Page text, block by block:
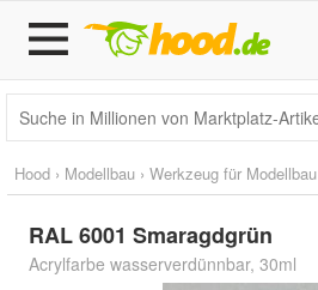
Hood › Modellbau › Werkzeug für Modellbau
RAL 6001 Smaragdgrün
Acrylfarbe wasserverdünnbar, 30ml